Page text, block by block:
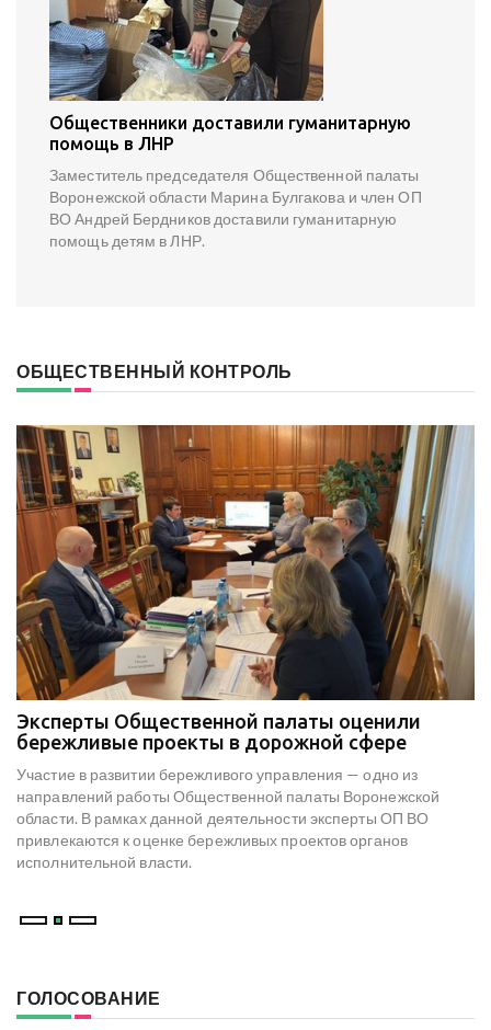
Общественники доставили гуманитарную
помощь в ЛНР
Заместитель председателя Общественной палаты
Воронежской области Марина Булгакова и член ОП
ВО Андрей Бердников доставили гуманитарную
помощь детям в ЛНР.
ОБЩЕСТВЕННЫЙ КОНТРОЛЬ
Эксперты Общественной палаты оценили
бережливые проекты в дорожной сфере
Участие в развитии бережливого управления — одно из
направлений работы Общественной палаты Воронежской
области. В рамках данной деятельности эксперты ОП ВО
привлекаются к оценке бережливых проектов органов
исполнительной власти.
ГОЛОСОВАНИЕ